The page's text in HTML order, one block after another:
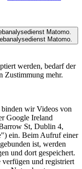
Matomo.
Matomo.
werden, bedarf der
Zustimmung mehr.
binden wir Videos von
Google Ireland
St, Dublin 4,
ein. Beim Aufruf einer
ist, werden
und dort gespeichert.
und registriert